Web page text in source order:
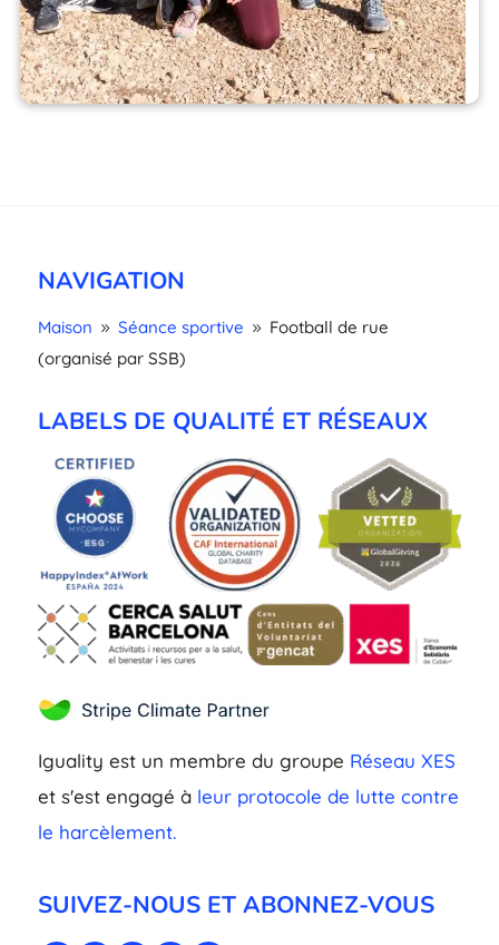
NAVIGATION
Maison 9 Séance sportive 9 Football de rue
(organisé par SSB)
LABELS DE QUALITÉ ET RÉSEAUX
Iguality est un membre du groupe Réseau XES
et s'est engagé à leur protocole de lutte contre
le harcèlement.
SUIVEZ-NOUS ET ABONNEZ-VOUS